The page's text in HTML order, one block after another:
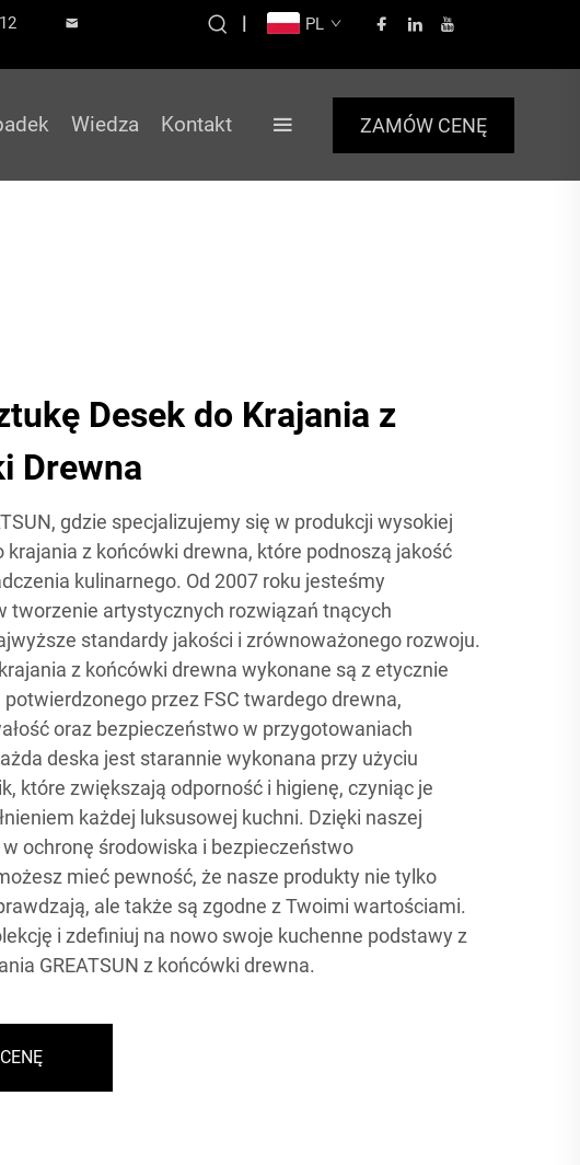
| PL
Wiedza Kontakt ZAMÓW CENĘ
Desek do Krajania z
Drewna
gdzie specjalizujemy się w produkcji wysokiej
krajania z końcówki drewna, które podnoszą jakość
kulinarnego. Od 2007 roku jesteśmy
tworzenie artystycznych rozwiązań tnących
standardy jakości i zrównoważonego rozwoju.
z końcówki drewna wykonane są z etycznie
przez FSC twardego drewna,
oraz bezpieczeństwo w przygotowaniach
deska jest starannie wykonana przy użyciu
które zwiększają odporność i higienę, czyniąc je
każdej luksusowej kuchni. Dzięki naszej
ochronę środowiska i bezpieczeństwo
mieć pewność, że nasze produkty nie tylko
ale także są zgodne z Twoimi wartościami.
i zdefiniuj na nowo swoje kuchenne podstawy z
GREATSUN z końcówki drewna.